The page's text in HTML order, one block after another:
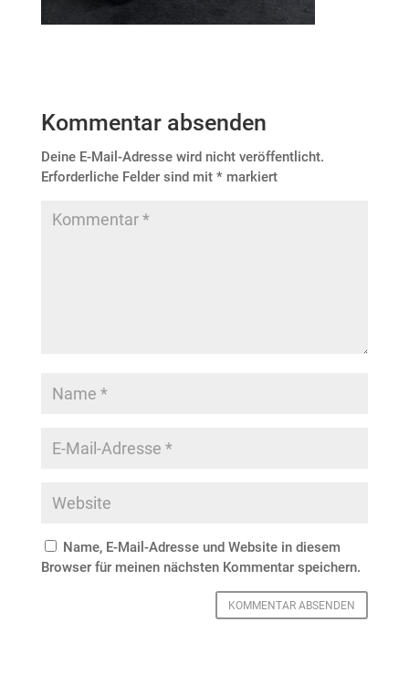
Kommentar absenden
Deine E-Mail-Adresse wird nicht veröffentlicht.
Erforderliche Felder sind mit *markiert
Name, E-Mail-Adresse und Website in diesem
Browser für meinen nächsten Kommentar speichern.